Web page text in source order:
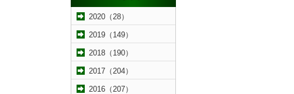
2020（28）
2019（149）
2018（190）
2017（204）
2016（207）